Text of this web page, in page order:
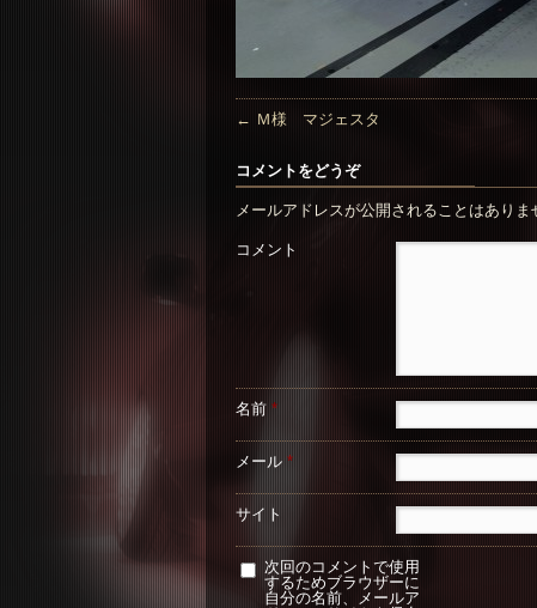
← Ｍ様 マジェスタ
コメントをどうぞ
メールアドレスが公開されることはありま
コメント
名前 *
メール *
サイト
次回のコメントで使用
するためブラウザーに
自分の名前、メールア